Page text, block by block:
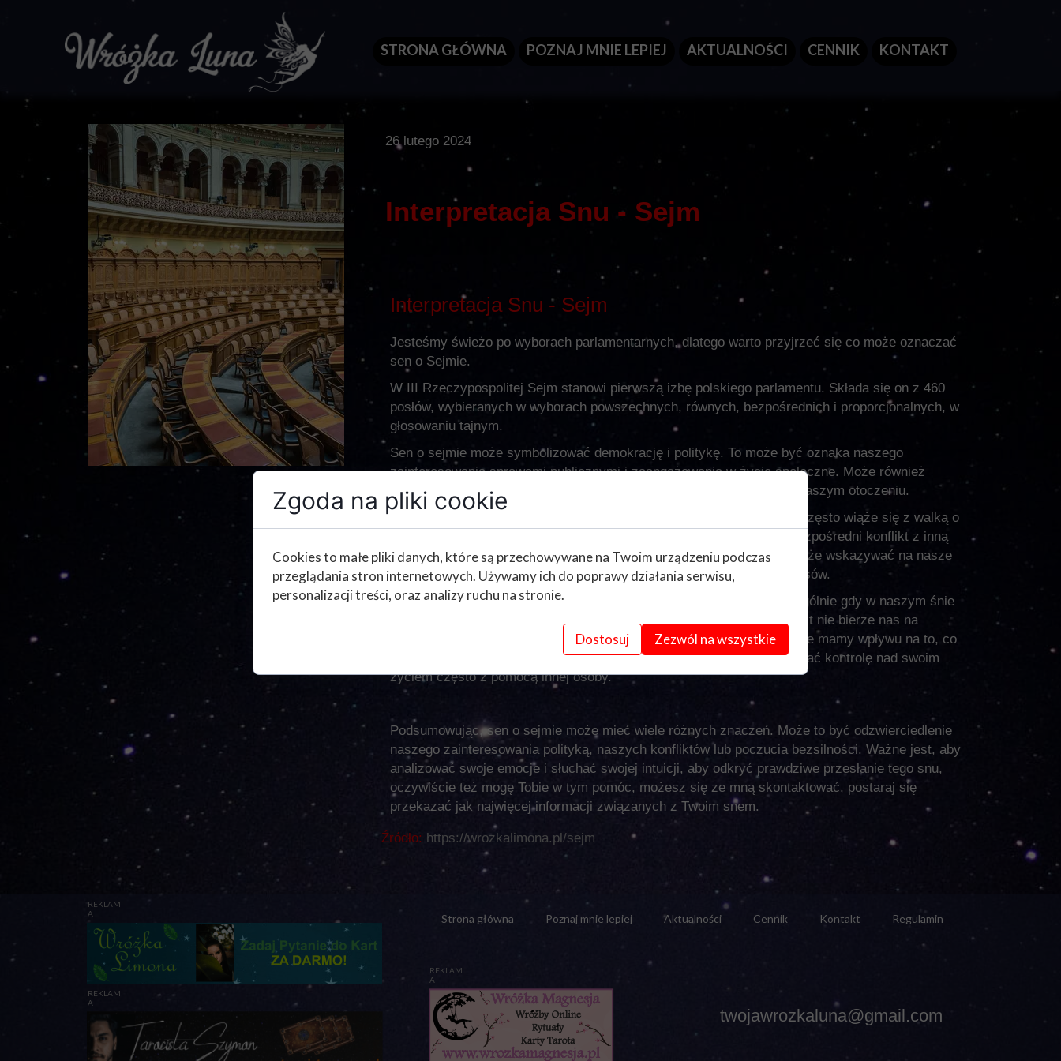
REKLAM
A
REKLAM
A
REKLAM
A
Strona główna Poznaj mnie lepiej Aktualności Cennik Kontakt Regulamin
twojawrozkaluna@gmail.com
Źródło: https://wrozkalimona.pl/sejm
26 lutego 2024
Interpretacja Snu - Sejm
Interpretacja Snu - Sejm
Jesteśmy świeżo po wyborach parlamentarnych, dlatego warto przyjrzeć się co może oznaczać
sen o Sejmie.
W III Rzeczypospolitej Sejm stanowi pierwszą izbę polskiego parlamentu. Składa się on z 460
posłów, wybieranych w wyborach powszechnych, równych, bezpośrednich i proporcjonalnych, w
głosowaniu tajnym.
Sen o sejmie może symbolizować demokrację i politykę. To może być oznaka naszego
zainteresowania sprawami publicznymi i zaangażowania w życie społeczne. Może również
wskazywać na nasze pragnienie wpływu na decyzje podejmowane w naszym otoczeniu.
Sen o sejmie może również odzwierciedlać konflikty i spory. Polityka często wiąże się z walką o
władzę i różnicami zdań. Jeśli śnimy że jesteśmy w sejmie i mamy bezpośredni konflikt z inną
osobą, (często w takim śnie jest to polityk którego znamy) taki sen może wskazywać na nasze
własne konflikty w życiu codziennym i potrzebę znalezienia kompromisów.
Sen o sejmie może też być związany z poczuciem bezsilności, szczególnie gdy w naszym śnie
uczestniczymy w obradach sejmu i czujemy że nikt nas nie słucha, nikt nie bierze nas na
poważnie pod uwagę. Może to oznaczać, że czujemy się zagubieni i nie mamy wpływu na to, co
się dzieje wokół nas. Może to być też sygnał, że potrzebujemy odzyskać kontrolę nad swoim
życiem często z pomocą innej osoby.
Podsumowując, sen o sejmie może mieć wiele różnych znaczeń. Może to być odzwierciedlenie
naszego zainteresowania polityką, naszych konfliktów lub poczucia bezsilności. Ważne jest, aby
analizować swoje emocje i słuchać swojej intuicji, aby odkryć prawdziwe przesłanie tego snu,
oczywiście też mogę Tobie w tym pomóc, możesz się ze mną skontaktować, postaraj się
przekazać jak najwięcej informacji związanych z Twoim snem.
STRONA GŁÓWNA POZNAJ MNIE LEPIEJ AKTUALNOŚCI CENNIK KONTAKT
Zgoda na pliki cookie
Cookies to małe pliki danych, które są przechowywane na Twoim urządzeniu podczas
przeglądania stron internetowych. Używamy ich do poprawy działania serwisu,
personalizacji treści, oraz analizy ruchu na stronie.
Dostosuj Zezwól na wszystkie